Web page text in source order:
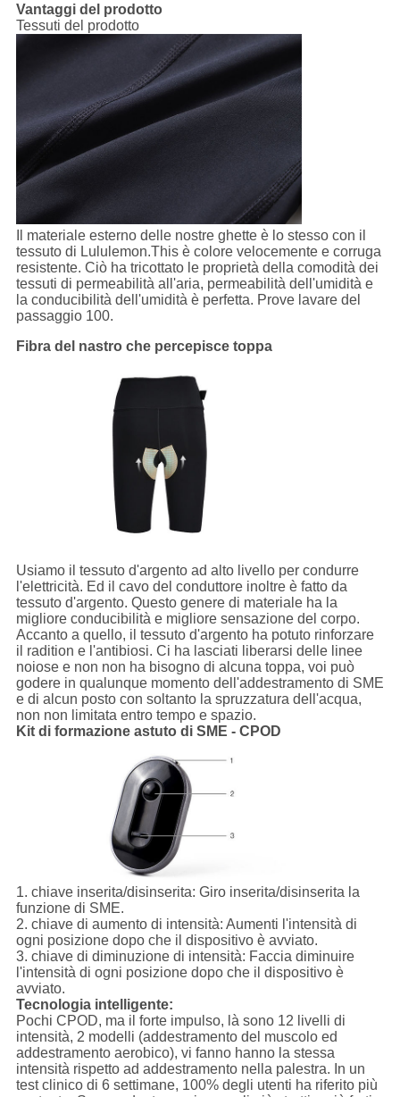
Vantaggi del prodotto
Tessuti del prodotto
Il materiale esterno delle nostre ghette è lo stesso con il
tessuto di Lululemon.This è colore velocemente e corruga
resistente. Ciò ha tricottato le proprietà della comodità dei
tessuti di permeabilità all'aria, permeabilità dell'umidità e
la conducibilità dell'umidità è perfetta. Prove lavare del
passaggio 100.
Fibra del nastro che percepisce toppa
Usiamo il tessuto d'argento ad alto livello per condurre
l'elettricità. Ed il cavo del conduttore inoltre è fatto da
tessuto d'argento. Questo genere di materiale ha la
migliore conducibilità e migliore sensazione del corpo.
Accanto a quello, il tessuto d'argento ha potuto rinforzare
il radition e l'antibiosi. Ci ha lasciati liberarsi delle linee
noiose e non non ha bisogno di alcuna toppa, voi può
godere in qualunque momento dell'addestramento di SME
e di alcun posto con soltanto la spruzzatura dell'acqua,
non non limitata entro tempo e spazio.
Kit di formazione astuto di SME - CPOD
1. chiave inserita/disinserita: Giro inserita/disinserita la
funzione di SME.
2. chiave di aumento di intensità: Aumenti l'intensità di
ogni posizione dopo che il dispositivo è avviato.
3. chiave di diminuzione di intensità: Faccia diminuire
l'intensità di ogni posizione dopo che il dispositivo è
avviato.
Tecnologia intelligente:
Pochi CPOD, ma il forte impulso, là sono 12 livelli di
intensità, 2 modelli (addestramento del muscolo ed
addestramento aerobico), vi fanno hanno la stessa
intensità rispetto ad addestramento nella palestra. In un
test clinico di 6 settimane, 100% degli utenti ha riferito più